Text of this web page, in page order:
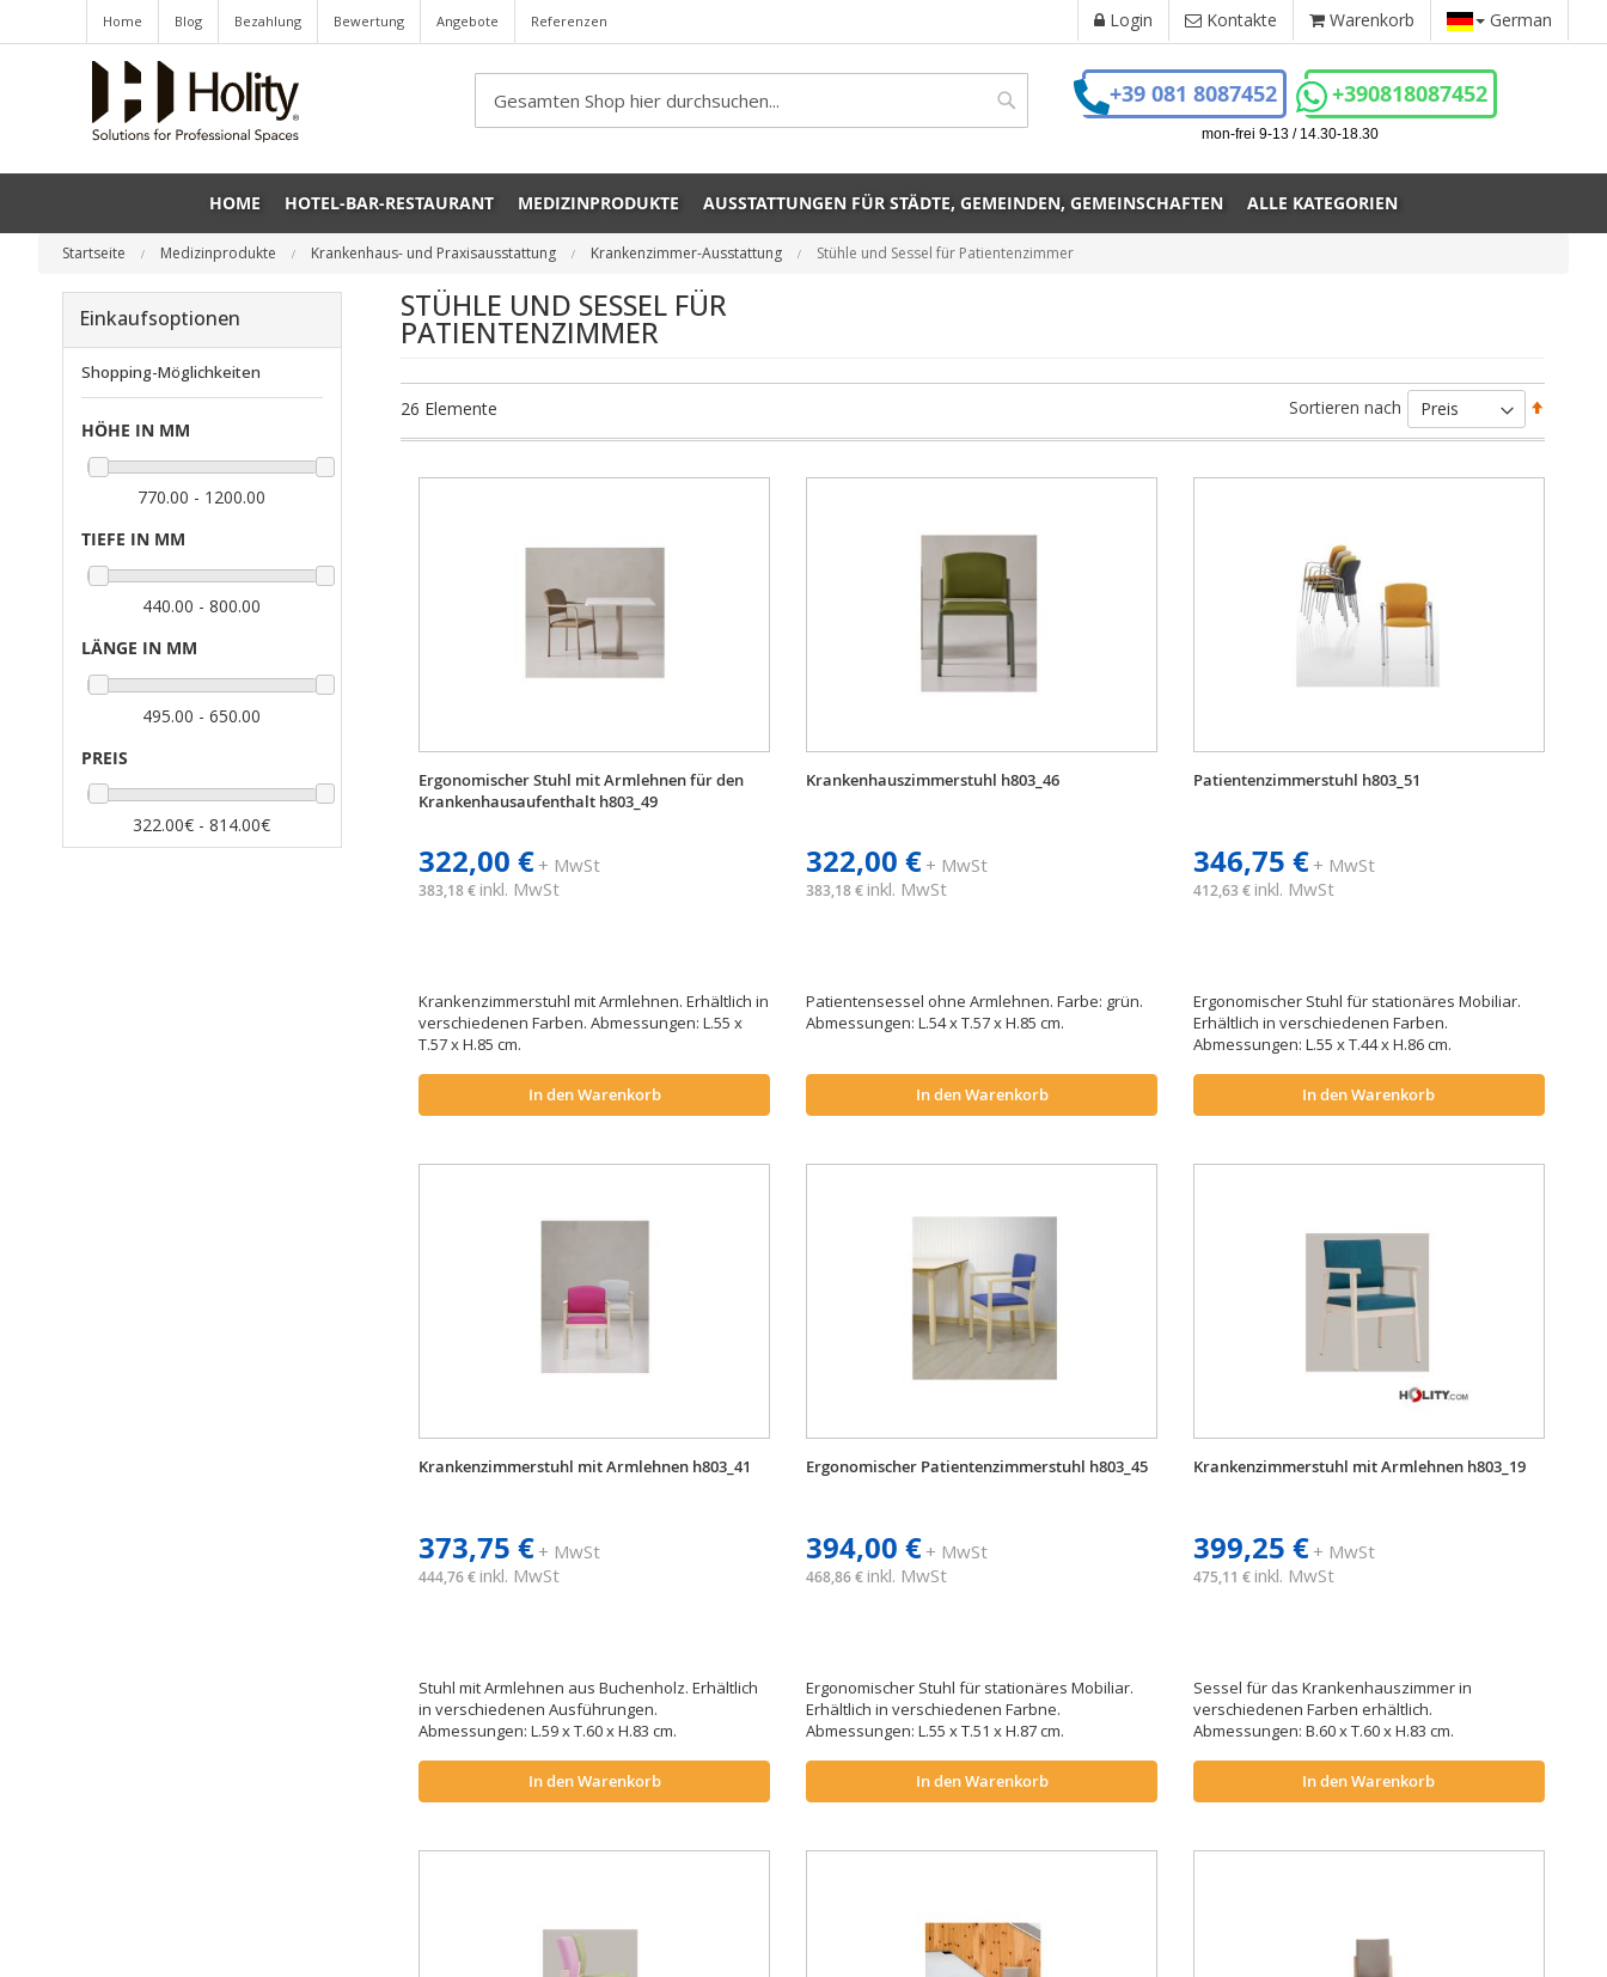
Home Blog Bezahlung Bewertung Angebote Referenzen Login Kontakte Warenkorb German
Search
Search
+39 081 8087452 +390818087452
mon-frei 9-13 / 14.30-18.30
HOME HOTEL-BAR-RESTAURANT MEDIZINPRODUKTE AUSSTATTUNGEN FÜR STÄDTE, GEMEINDEN, GEMEINSCHAFTEN ALLE KATEGORIEN
Startseite Medizinprodukte Krankenhaus- und Praxisausstattung Krankenzimmer-Ausstattung Stühle und Sessel für Patientenzimmer
STÜHLE UND SESSEL FÜR
PATIENTENZIMMER
26 Elemente Sortieren nach
Ergonomischer Stuhl mit Armlehnen für den
Krankenhausaufenthalt h803_49
322,00 €+ MwSt
383,18 € inkl. MwSt
Krankenzimmerstuhl mit Armlehnen. Erhältlich in
verschiedenen Farben. Abmessungen: L.55 x
T.57 x H.85 cm.
In den Warenkorb
Krankenhauszimmerstuhl h803_46
322,00 €+ MwSt
383,18 € inkl. MwSt
Patientensessel ohne Armlehnen. Farbe: grün.
Abmessungen: L.54 x T.57 x H.85 cm.
In den Warenkorb
Patientenzimmerstuhl h803_51
346,75 €+ MwSt
412,63 € inkl. MwSt
Ergonomischer Stuhl für stationäres Mobiliar.
Erhältlich in verschiedenen Farben.
Abmessungen: L.55 x T.44 x H.86 cm.
In den Warenkorb
Krankenzimmerstuhl mit Armlehnen h803_41
373,75 €+ MwSt
444,76 € inkl. MwSt
Stuhl mit Armlehnen aus Buchenholz. Erhältlich
in verschiedenen Ausführungen.
Abmessungen: L.59 x T.60 x H.83 cm.
In den Warenkorb
Ergonomischer Patientenzimmerstuhl h803_45
394,00 €+ MwSt
468,86 € inkl. MwSt
Ergonomischer Stuhl für stationäres Mobiliar.
Erhältlich in verschiedenen Farbne.
Abmessungen: L.55 x T.51 x H.87 cm.
In den Warenkorb
Krankenzimmerstuhl mit Armlehnen h803_19
399,25 €+ MwSt
475,11 € inkl. MwSt
Sessel für das Krankenhauszimmer in
verschiedenen Farben erhältlich.
Abmessungen: B.60 x T.60 x H.83 cm.
In den Warenkorb
Einkaufsoptionen
Shopping-Möglichkeiten
HÖHE IN MM
770.00 - 1200.00
TIEFE IN MM
440.00 - 800.00
LÄNGE IN MM
495.00 - 650.00
PREIS
322.00€ - 814.00€